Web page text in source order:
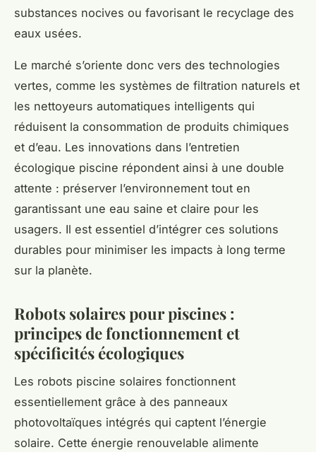
substances nocives ou favorisant le recyclage des
eaux usées.
Le marché s’oriente donc vers des technologies
vertes, comme les systèmes de filtration naturels et
les nettoyeurs automatiques intelligents qui
réduisent la consommation de produits chimiques
et d’eau. Les innovations dans l’entretien
écologique piscine répondent ainsi à une double
attente : préserver l’environnement tout en
garantissant une eau saine et claire pour les
usagers. Il est essentiel d’intégrer ces solutions
durables pour minimiser les impacts à long terme
sur la planète.
Robots solaires pour piscines :
principes de fonctionnement et
spécificités écologiques
Les robots piscine solaires fonctionnent
essentiellement grâce à des panneaux
photovoltaïques intégrés qui captent l’énergie
solaire. Cette énergie renouvelable alimente